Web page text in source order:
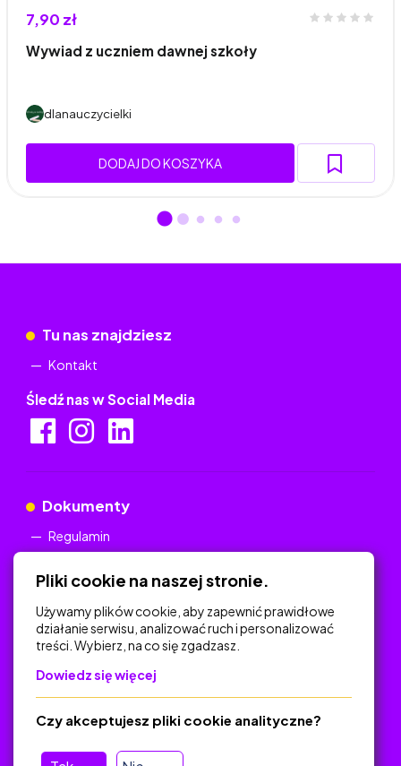
7,90 zł
Wywiad z uczniem dawnej szkoły
dlanauczycielki
DODAJ DO KOSZYKA
Tu nas znajdziesz
Kontakt
Śledź nas w Social Media
Dokumenty
Regulamin
Na skróty
Polityka Prywatności
Regulamin
O platformie
Baza materiałów dydaktycznych
Pliki cookie na naszej stronie.
Używamy plików cookie, aby zapewnić prawidłowe
działanie serwisu, analizować ruch i personalizować
treści. Wybierz, na co się zgadzasz.
Dowiedz się więcej
Czy akceptujesz pliki cookie analityczne?